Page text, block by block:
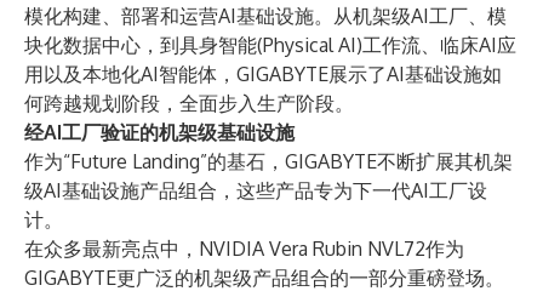
模化构建、部署和运营AI基础设施。从机架级AI工厂、模
块化数据中心，到具身智能(Physical AI)工作流、临床AI应
用以及本地化AI智能体，GIGABYTE展示了AI基础设施如
何跨越规划阶段，全面步入生产阶段。
经AI工厂验证的机架级基础设施
作为“Future Landing”的基石，GIGABYTE不断扩展其机架
级AI基础设施产品组合，这些产品专为下一代AI工厂设
计。
在众多最新亮点中，NVIDIA Vera Rubin NVL72作为
GIGABYTE更广泛的机架级产品组合的一部分重磅登场。